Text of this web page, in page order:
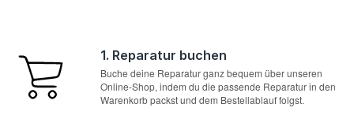
1. Reparatur buchen
Buche deine Reparatur ganz bequem über unseren
Online-Shop, indem du die passende Reparatur in den
Warenkorb packst und dem Bestellablauf folgst.